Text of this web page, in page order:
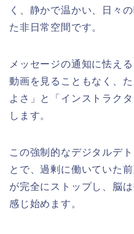
く、静かで温かい、日々
た非日常空間です。
メッセージの通知に怯え
動画を見ることもなく、
よさ」と「インストラク
します。
この強制的なデジタルデ
とで、過剰に働いていた
が完全にストップし、脳
感じ始めます。